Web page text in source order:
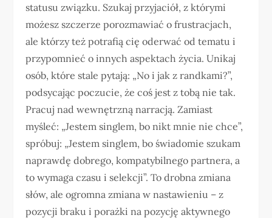
statusu związku. Szukaj przyjaciół, z którymi
możesz szczerze porozmawiać o frustracjach,
ale którzy też potrafią cię oderwać od tematu i
przypomnieć o innych aspektach życia. Unikaj
osób, które stale pytają: „No i jak z randkami?”,
podsycając poczucie, że coś jest z tobą nie tak.
Pracuj nad wewnętrzną narracją. Zamiast
myśleć: „Jestem singlem, bo nikt mnie nie chce”,
spróbuj: „Jestem singlem, bo świadomie szukam
naprawdę dobrego, kompatybilnego partnera, a
to wymaga czasu i selekcji”. To drobna zmiana
słów, ale ogromna zmiana w nastawieniu – z
pozycji braku i porażki na pozycję aktywnego